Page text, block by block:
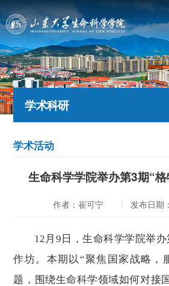
学术科研
学术活动
生命科学学院举办第3期“
作者：崔可宁 发布日期
12月9日，生命科学学院举办
作坊。本期以“聚焦国家战略，
题，围绕生命科学领域如何对接